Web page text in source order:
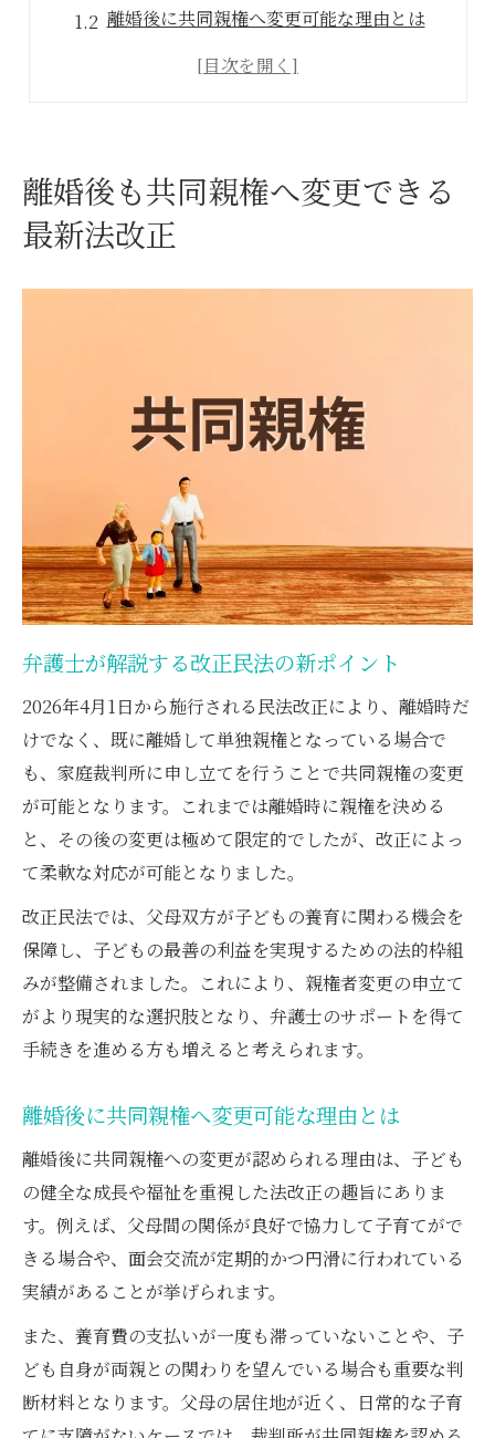
離婚後に共同親権へ変更可能な理由とは
弁護士視点で見る親権者変更の意義
家庭裁判所での弁護士サポート活用法
弁護士が推奨する申立て準備の流れ
単独親権から共同親権へ転換する条件と流れ
弁護士が示す共同親権への条件整理
養育費支払い状況と弁護士の指摘点
父母間の協力がなぜ大切かを解説
申立てから変更完了までの流れを確認
2026年施行の改正で広がる共同親権の可能性
弁護士が注目する改正民法の影響点
共同親権選択後の生活の変化を解説
親子関係に与える改正の効果とは
共同親権と再婚をめぐる留意点
弁護士視点で見る制度利用の展望
共同親権へ変更が認められやすいケースを解説
弁護士が語る認められやすい実例紹介
面会交流の実績が評価される理由とは
養育費支払いの継続が与える安心感
父母の協力体制が審査に及ぼす影響
子どもの意思が重視されるケース解説
弁護士が回答する共同親権Q&A最新事情
知恵袋の声から学ぶ親権変更の疑問点
実際に多い共同親権の拒否理由を検証
再婚や新生活での共同親権の留意点
弁護士がアドバイスする事前準備法
離婚後も共同親権へ変更できる
最新法改正
弁護士が解説する改正民法の新ポイント
2026年4月1日から施行される民法改正により、離婚時だ
けでなく、既に離婚して単独親権となっている場合で
も、家庭裁判所に申し立てを行うことで共同親権の変更
が可能となります。これまでは離婚時に親権を決める
と、その後の変更は極めて限定的でしたが、改正によっ
て柔軟な対応が可能となりました。
改正民法では、父母双方が子どもの養育に関わる機会を
保障し、子どもの最善の利益を実現するための法的枠組
みが整備されました。これにより、親権者変更の申立て
がより現実的な選択肢となり、弁護士のサポートを得て
手続きを進める方も増えると考えられます。
離婚後に共同親権へ変更可能な理由とは
離婚後に共同親権への変更が認められる理由は、子ども
の健全な成長や福祉を重視した法改正の趣旨にありま
す。例えば、父母間の関係が良好で協力して子育てがで
きる場合や、面会交流が定期的かつ円滑に行われている
実績があることが挙げられます。
また、養育費の支払いが一度も滞っていないことや、子
ども自身が両親との関わりを望んでいる場合も重要な判
断材料となります。父母の居住地が近く、日常的な子育